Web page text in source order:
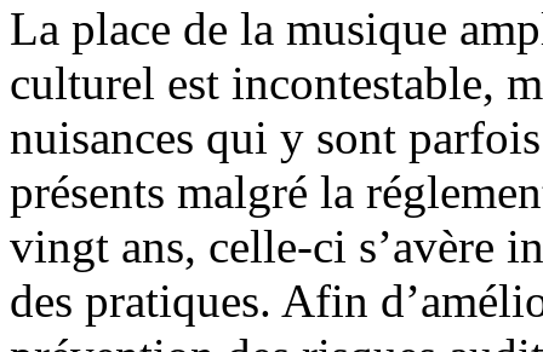
La place de la musique
culturel est incontestable,
nuisances qui y sont
présents malgré la
vingt ans, celle-ci s’avère
des pratiques. Afin